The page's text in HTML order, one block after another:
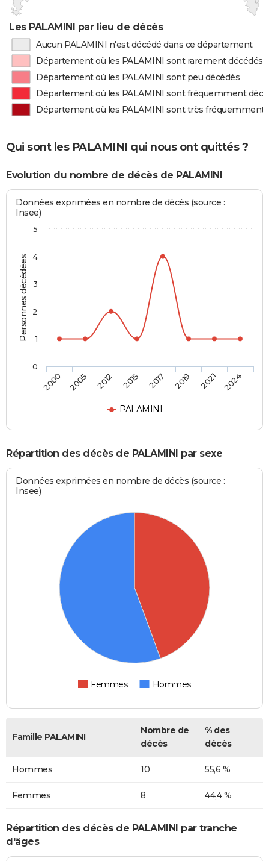
Les PALAMINI par lieu de décès
Aucun PALAMINI n'est décédé dans ce département
Département où les PALAMINI sont rarement décédés
Département où les PALAMINI sont peu décédés
Département où les PALAMINI sont fréquemment
Département où les PALAMINI sont très fréquemment
Qui sont les PALAMINI qui nous ont quittés ?
Evolution du nombre de décès de PALAMINI
Personnes décédées
Données exprimées en nombre de décès (source :
Insee)
PALAMINI
2000 2005 2012 2015 2017 2019 2021 2024
0
1
2
3
4
5
Répartition des décès de PALAMINI par sexe
Données exprimées en nombre de décès (source :
Insee)
Femmes Hommes
Famille PALAMINI
Nombre de
décès
% des
décès
Hommes 10 55,6 %
Femmes 8 44,4 %
Répartition des décès de PALAMINI par tranche
d'âges